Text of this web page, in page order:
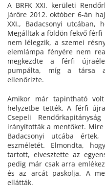
A BRFK XXI. kerületi
járőre 2012. október 6-án
XXI., Badacsonyi utcában,
Megálltak a földön fekvő
nem lélegzik, a szemei
elemlámpa fényére nem
megkezdte a férfi
pumpálta, míg a társa a
ellenőrizte.
Amikor már tapintható
helyzetbe tették. A férfi
Csepeli
irányították a mentőket.
Badacsonyi utcába
eszméletét. Elmondta,
tartott, elvesztette az
pedig már csak arra
és az arcát paskolja. A
ellátták.